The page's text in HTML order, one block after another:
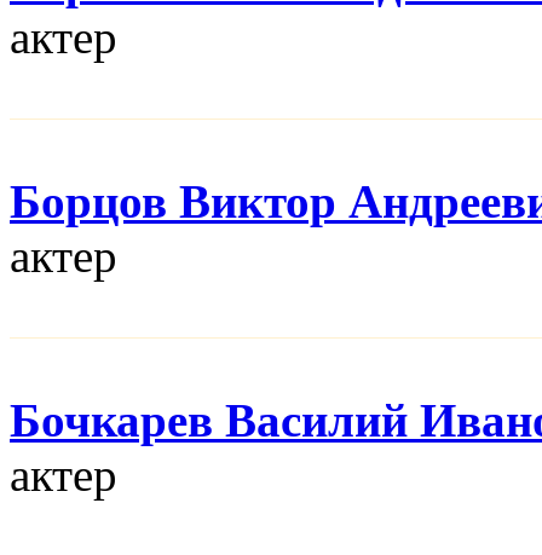
актер
Борцов Виктор
актер
Бочкарев Василий
актер